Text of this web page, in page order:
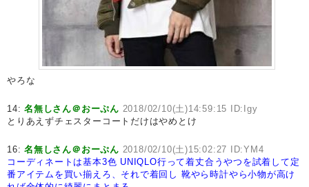
やろな
14:名無しさん＠おーぷん 2018/02/10(土)14:59:15 ID:Igy
とりあえずチェスターコートだけはやめとけ
16:名無しさん＠おーぷん 2018/02/10(土)15:02:27 ID:YM4
コーディネートは基本3色 UNIQLO行って着丈合うやつを試着して定
番アイテムを買い揃えろ、それで着回し 靴やら時計やら小物が高け